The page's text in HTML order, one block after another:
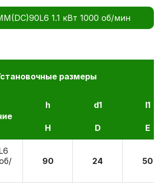
1.1 кВт 1000 об/мин
размеры
h d1 l1
H D E
90 24 50